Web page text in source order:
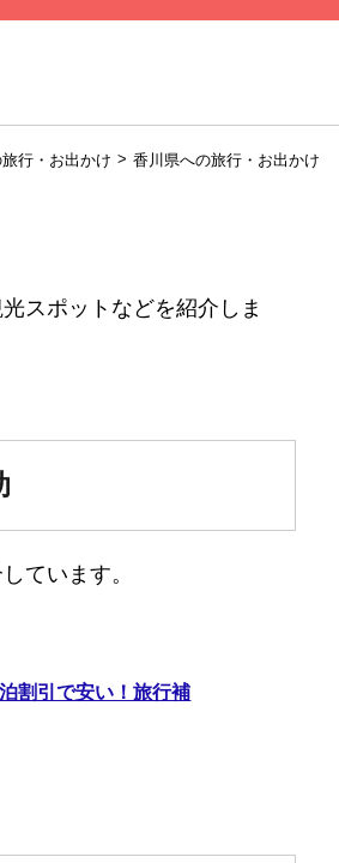
行・お出かけ > 香川県への旅行・お出かけ
スポットなどを紹介しま
ています。
割引で安い！旅行補